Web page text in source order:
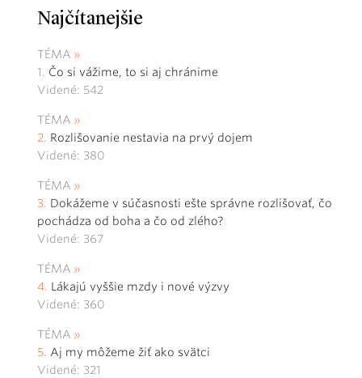
Najčítanejšie
TÉMA
Čo si vážime, to si aj chránime
Videné: 542
TÉMA
Rozlišovanie nestavia na prvý dojem
Videné: 380
TÉMA
Dokážeme v súčasnosti ešte správne rozlišovať, čo
pochádza od boha a čo od zlého?
Videné: 367
TÉMA
Lákajú vyššie mzdy i nové výzvy
Videné: 360
TÉMA
Aj my môžeme žiť ako svätci
Videné: 321